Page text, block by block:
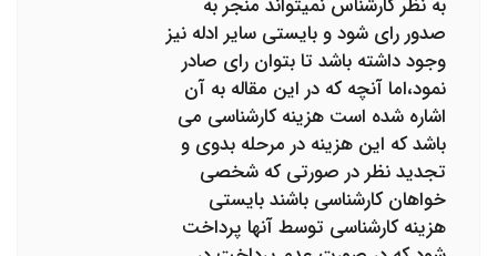
به نظر کارشناس نمیتواند منجر به
صدور رای شود و بایستی سایر ادله نیز
وجود داشته باشد تا بتوان رای صادر
نمود،اما آنچه که در این مقاله به آن
اشاره شده است هزینه کارشناسی می
باشد که این هزینه در مرحله بدوی و
تجدید نظر در صورتی که شخصی
خواهان کارشناسی باشند بایستی
هزینه کارشناسی توسط آنها پرداخت